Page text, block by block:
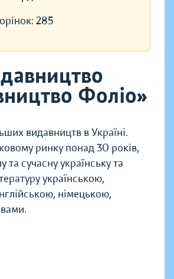
285
Фоліо»
видавництв в Україні.
ринку понад 30 років,
та сучасну українську та
українською,
німецькою,